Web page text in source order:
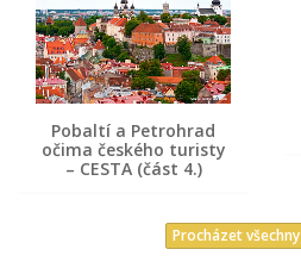
Pobaltí a Petrohrad
očima českého turisty
– CESTA (část 4.)
Procházet